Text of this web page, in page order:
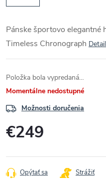
Pánske športovo elegantné
Timeless Chronograph
Položka bola vypredaná…
Momentálne nedostupné
Možnosti doručenia
€249
cena:
Opýtať sa Strážiť